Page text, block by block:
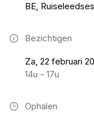
BE,
Bezichtigen
Za, 22 februari
14u - 17u
Ophalen